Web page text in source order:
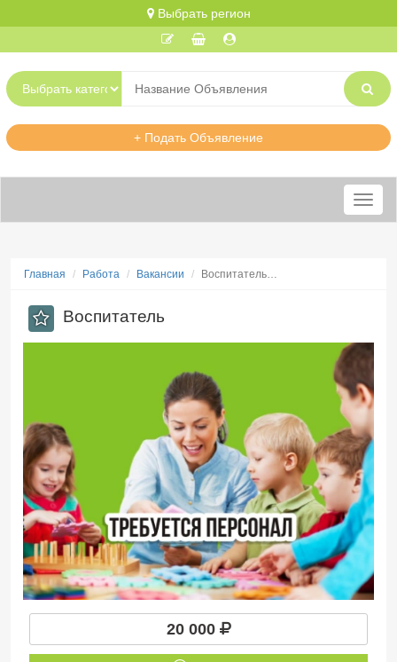
Выбрать регион
+ Подать Объявление
Меню
Главная Работа Вакансии Воспитатель…
Воспитатель
20 000